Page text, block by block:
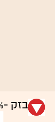
בזק -1.56%